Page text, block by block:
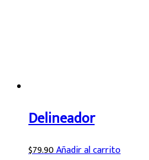
Delineador
$79.90Añadir al carrito